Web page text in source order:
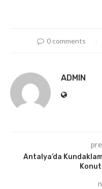
0 comments
ADMIN
Antalya’da